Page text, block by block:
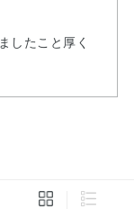
したこと厚く